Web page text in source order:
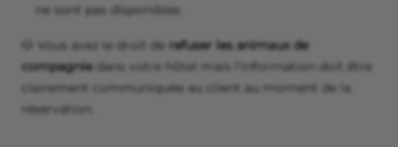
ne sont pas disponibles.
🐶 Vous avez le droit de refuser les animaux de
compagniedans votre hôtel mais l'information doit être
clairement communiquée au client au moment de la
réservation.